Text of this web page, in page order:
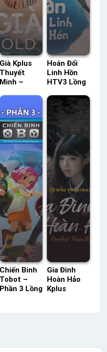
Già Kplus
Thuyết
Minh –
Thuyết
Minh
Hoán Đổi
Linh Hồn
HTV3 Lồng
Status: 16 /
16 Lồng
Tiếng
Chiến Binh
Tobot –
Phần 3 Lồng
Gia Đình
Hoàn Hảo
Kplus